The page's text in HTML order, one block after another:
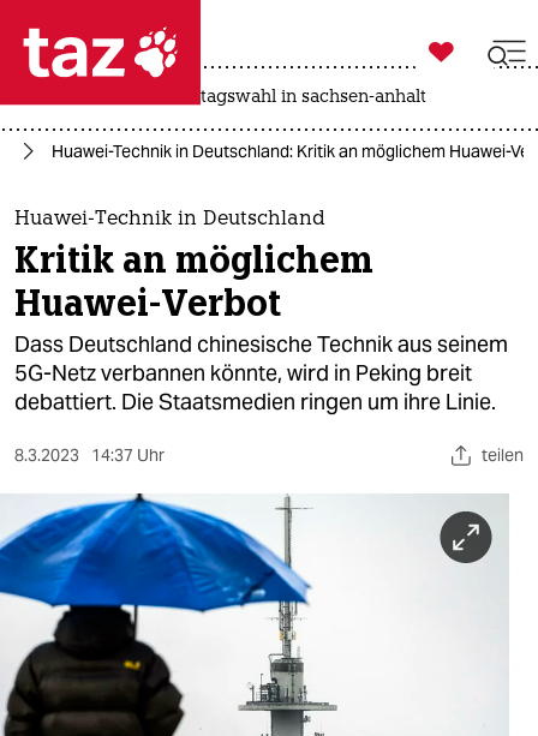
 taz zahl ich
taz zahl ich
themen
politik
öko
gesellschaft
sport
berlin
nord
wahrheit
verlag

taz zahl ich
landtagswahl in sachsen-anhalt
Huawei-Technik in Deutschland: Kritik an möglichem Huawei-
Huawei-Technik in Deutschland
Kritik an möglichem
Huawei-Verbot
Dass Deutschland chinesische Technik aus seinem
5G-Netz verbannen könnte, wird in Peking breit
debattiert. Die Staatsmedien ringen um ihre Linie.
8.3.2023 14:37 Uhr teilen